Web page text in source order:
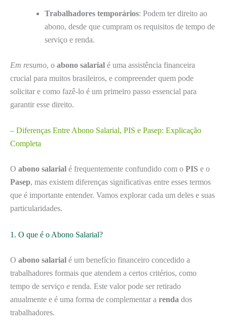
Trabalhadores temporários: Podem ter direito ao
abono, desde que cumpram os requisitos de tempo de
serviço e renda.
Em resumo, o abono salarial é uma assistência financeira
crucial para muitos brasileiros, e compreender quem pode
solicitar e como fazê-lo é um primeiro passo essencial para
garantir esse direito.
– Diferenças Entre Abono Salarial, PIS e Pasep: Explicação
Completa
O abono salarial é frequentemente confundido com o PIS e o
Pasep, mas existem diferenças significativas entre esses termos
que é importante entender. Vamos explorar cada um deles e suas
particularidades.
1. O que é o Abono Salarial?
O abono salarial é um benefício financeiro concedido a
trabalhadores formais que atendem a certos critérios, como
tempo de serviço e renda. Este valor pode ser retirado
anualmente e é uma forma de complementar a renda dos
trabalhadores.